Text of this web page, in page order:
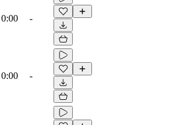
0:00 -
0:00 -